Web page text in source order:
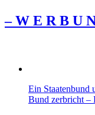
– W Ε R Β U
Ein Staatenbund
Bund zerbricht –